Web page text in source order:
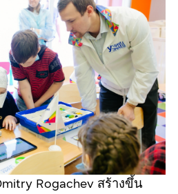
Rogachev สร้างขึ้น